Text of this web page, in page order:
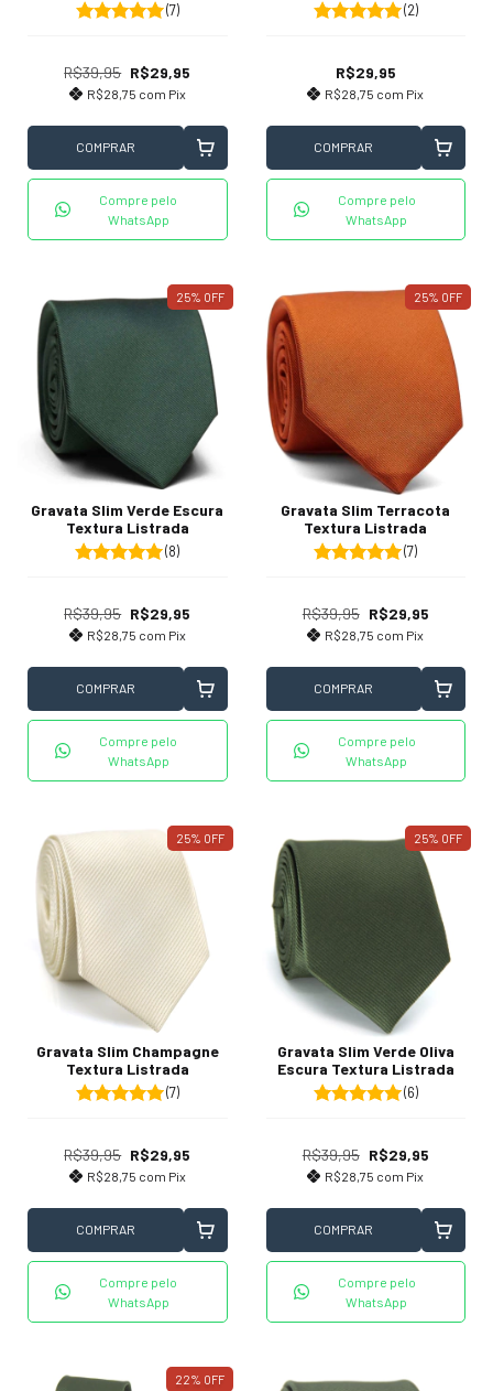
(7)
R$39,95 R$29,95
R$28,75 com Pix
COMPRAR
Compre pelo
WhatsApp
(2)
R$29,95
R$28,75 com Pix
COMPRAR
Compre pelo
WhatsApp
25% OFF
Gravata Slim Verde Escura
Textura Listrada
(8)
R$39,95 R$29,95
R$28,75 com Pix
COMPRAR
Compre pelo
WhatsApp
25% OFF
Gravata Slim Terracota
Textura Listrada
(7)
R$39,95 R$29,95
R$28,75 com Pix
COMPRAR
Compre pelo
WhatsApp
25% OFF
Gravata Slim Champagne
Textura Listrada
(7)
R$39,95 R$29,95
R$28,75 com Pix
COMPRAR
Compre pelo
WhatsApp
25% OFF
Gravata Slim Verde Oliva
Escura Textura Listrada
(6)
R$39,95 R$29,95
R$28,75 com Pix
COMPRAR
Compre pelo
WhatsApp
22% OFF